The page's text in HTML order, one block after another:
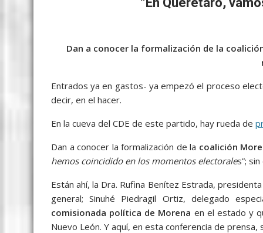
o p g m
Dan a conocer la formalización de la
Entrados ya en gastos- ya empezó el proceso
decir, en el hacer.
En la cueva del CDE de este partido, hay rueda de
Dan a conocer la formalización de la coalición
hemos coincidido en los momentos electorales”;
Están ahí, la Dra. Rufina Benítez Estrada,
general; Sinuhé Piedragil Ortiz, delegado
comisionada política de Morena en el estado y
Nuevo León. Y aquí, en esta conferencia de prensa,